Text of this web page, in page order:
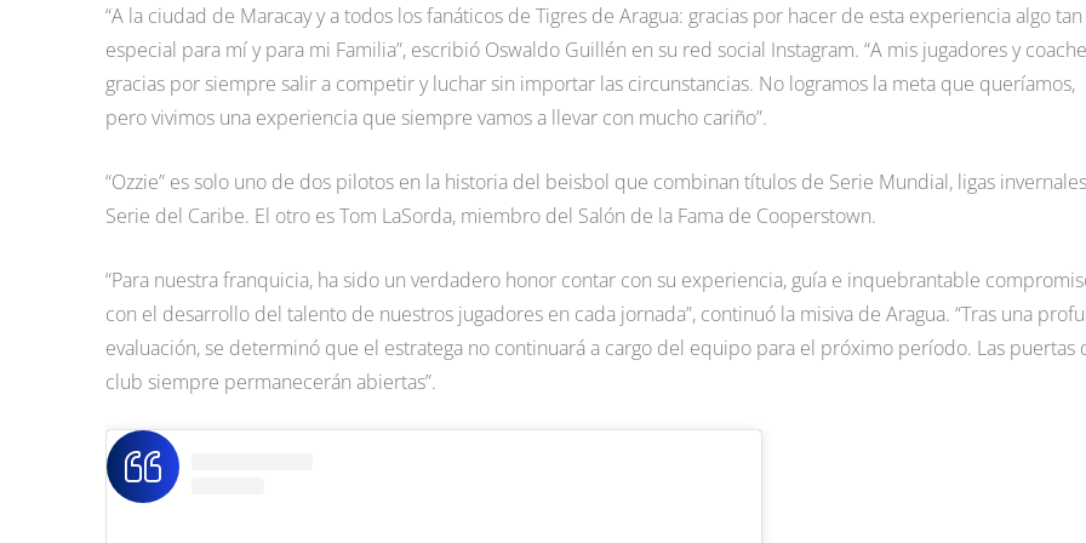
“A la ciudad de Maracay y a todos los fanáticos de Tigres de Aragua: gracias por hacer de esta experiencia algo tan
especial para mí y para mi Familia”, escribió Oswaldo Guillén en su red social Instagram. “A mis jugadores y
gracias por siempre salir a competir y luchar sin importar las circunstancias. No logramos la meta que queríamos,
pero vivimos una experiencia que siempre vamos a llevar con mucho cariño”.
“Ozzie” es solo uno de dos pilotos en la historia del beisbol que combinan títulos de Serie Mundial, ligas
Serie del Caribe. El otro es Tom LaSorda, miembro del Salón de la Fama de Cooperstown.
“Para nuestra franquicia, ha sido un verdadero honor contar con su experiencia, guía e inquebrantable
con el desarrollo del talento de nuestros jugadores en cada jornada”, continuó la misiva de Aragua. “Tras una
evaluación, se determinó que el estratega no continuará a cargo del equipo para el próximo período. Las puertas
club siempre permanecerán abiertas”.